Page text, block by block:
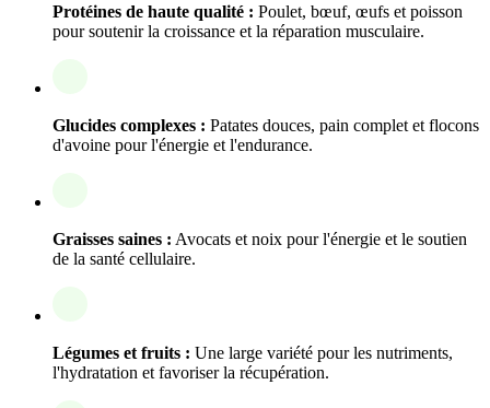
Protéines de haute qualité : Poulet, bœuf, œufs et poisson
pour soutenir la croissance et la réparation musculaire.
Glucides complexes : Patates douces, pain complet et flocons
d'avoine pour l'énergie et l'endurance.
Graisses saines : Avocats et noix pour l'énergie et le soutien
de la santé cellulaire.
Légumes et fruits : Une large variété pour les nutriments,
l'hydratation et favoriser la récupération.